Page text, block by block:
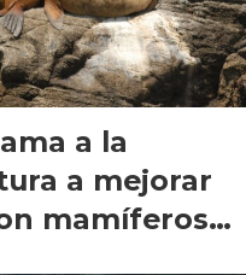
a la
a mejorar
mamíferos